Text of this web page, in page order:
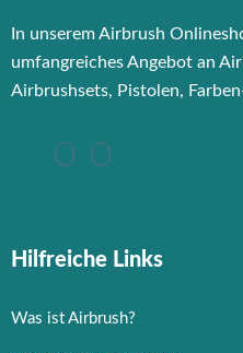
In unserem Airbrush
umfangreiches Angebot an
Airbrushsets, Pistolen,
Hilfreiche Links
Was ist Airbrush?